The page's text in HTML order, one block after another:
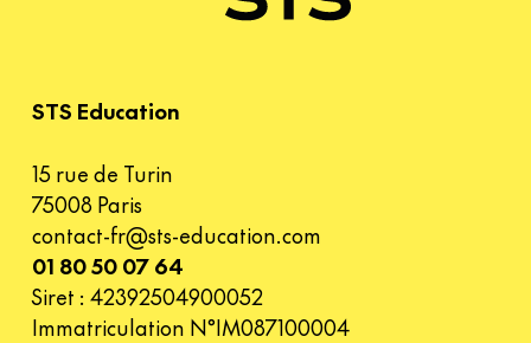
STS Education
15 rue de Turin
75008 Paris
contact-fr@sts-education.com
01 80 50 07 64
Siret : 42392504900052
Immatriculation N°IM087100004